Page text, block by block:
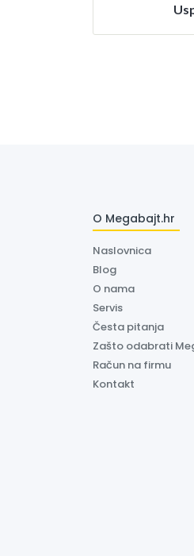
O Megabajt.hr
Naslovnica
Blog
O nama
Servis
Česta pitanja
Zašto odabrati
Račun na firmu
Kontakt